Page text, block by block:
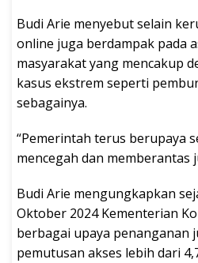
Budi Arie menyebut selain
online juga berdampak pada
masyarakat yang mencakup
kasus ekstrem seperti
sebagainya.
“Pemerintah terus berupaya
mencegah dan memberantas
Budi Arie mengungkapkan
Oktober 2024 Kementerian
berbagai upaya penanganan
pemutusan akses lebih dari